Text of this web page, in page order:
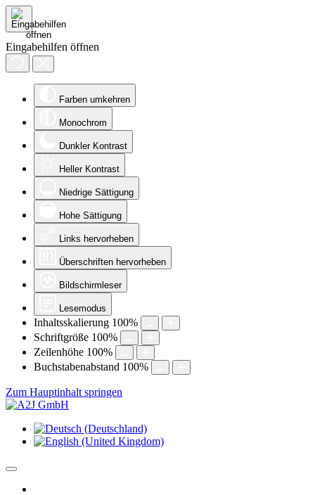
Eingabehilfen öffnen
Farben umkehren
Monochrom
Dunkler Kontrast
Heller Kontrast
Niedrige Sättigung
Hohe Sättigung
Links hervorheben
Überschriften hervorheben
Bildschirmleser
Lesemodus
Inhaltsskalierung 100%
Schriftgröße 100%
Zeilenhöhe 100%
Buchstabenabstand 100%
Zum Hauptinhalt springen